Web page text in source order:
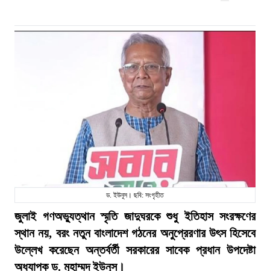
ড. ইউনূস। ছবি: সংগৃহীত
জুলাই গণঅভ্যুত্থান স্মৃতি জাদুঘরকে শুধু ইতিহাস সংরক্ষণের
স্থান নয়, বরং নতুন বাংলাদেশ গঠনের অনুপ্রেরণার উৎস হিসেবে
উল্লেখ করেছেন অন্তর্বর্তী সরকারের সাবেক প্রধান উপদেষ্টা
অধ্যাপক ড. মুহাম্মদ ইউনূস।